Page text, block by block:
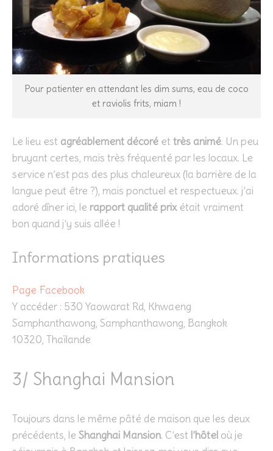
Pour patienter en attendant les dim sums, eau de coco
et raviolis frits, miam !
Le lieu est agréablement décoré et très animé. Un peu
bruyant certes, mais très fréquenté par les locaux. Le
service n’est pas des plus chaleureux (la barrière de la
langue peut être ?), mais ponctuel et respectueux. j’ai
adoré dîner ici, le rapport qualité prixétait vraiment
bon quand j’y suis allée !
Informations pratiques
Page Facebook
Y accéder : 530 Yaowarat Rd, Khwaeng
Samphanthawong, Samphanthawong, Bangkok
10320, Thaïlande
3/ Shanghai Mansion
Toujours dans le même pâté de maison que les deux
précédents, le Shanghai Mansion. C’est l’hôtel où je